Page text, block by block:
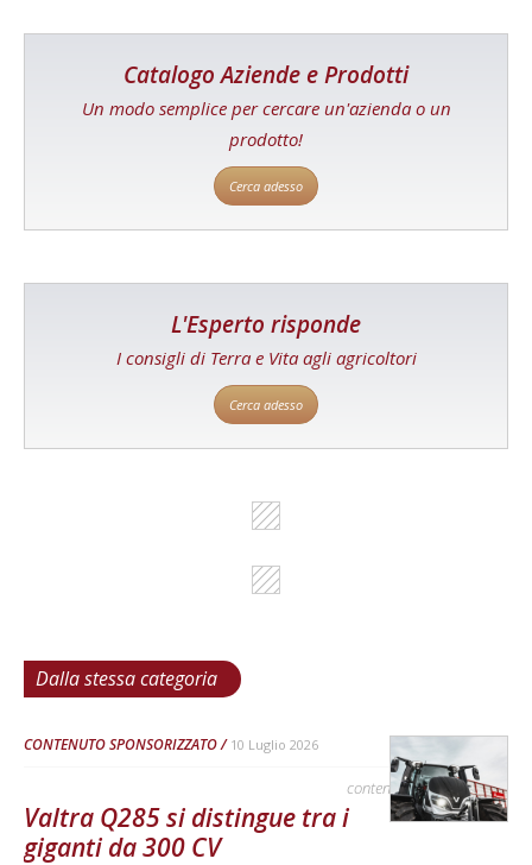
Catalogo Aziende e Prodotti
Un modo semplice per cercare un'azienda o un
prodotto!
Cerca adesso
L'Esperto risponde
I consigli di Terra e Vita agli agricoltori
Cerca adesso
Dalla stessa categoria
CONTENUTO SPONSORIZZATO 10 Luglio 2026
contenuto sponsorizzato
Valtra Q285 si distingue tra i
giganti da 300 CV